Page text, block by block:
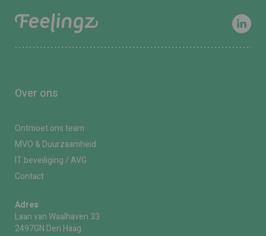
Over ons
Ontmoet ons team
MVO & Duurzaamheid
IT beveiliging / AVG
Contact
Adres
Laan van Waalhaven 33
2497GN Den Haag